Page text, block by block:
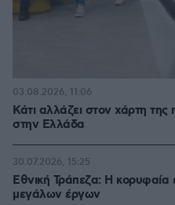
Κάτι αλλάζει στον χάρτη της
στην Ελλάδα
03.08.2026, 11:06
Εθνική Τράπεζα: Η κορυφαία
μεγάλων έργων
30.07.2026, 15:25